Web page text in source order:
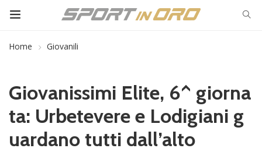
Home Giovanili
Giovanissimi Elite, 6^ giorna
ta: Urbetevere e Lodigiani g
uardano tutti dall’alto